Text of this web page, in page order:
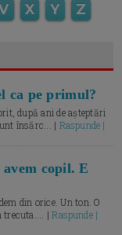
X Y Z
ca pe primul?
după ani de așteptări
însărc... | Raspunde |
avem copil. E
din orice. Un ton. O
trecuta.... |Raspunde |